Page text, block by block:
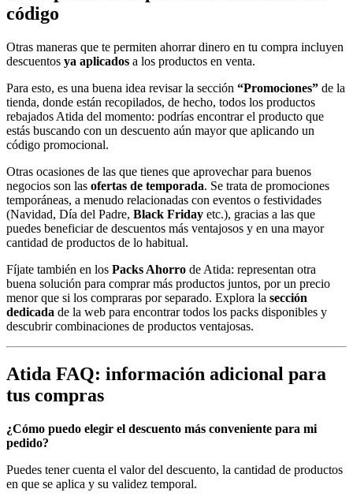
código
Otras maneras que te permiten ahorrar dinero en tu compra incluyen
descuentos ya aplicados a los productos en venta.
Para esto, es una buena idea revisar la sección “Promociones” de la
tienda, donde están recopilados, de hecho, todos los productos
rebajados Atida del momento: podrías encontrar el producto que
estás buscando con un descuento aún mayor que aplicando un
código promocional.
Otras ocasiones de las que tienes que aprovechar para buenos
negocios son las ofertas de temporada. Se trata de promociones
temporáneas, a menudo relacionadas con eventos o festividades
(Navidad, Día del Padre, Black Friday etc.), gracias a las que
puedes beneficiar de descuentos más ventajosos y en una mayor
cantidad de productos de lo habitual.
Fíjate también en los Packs Ahorro de Atida: representan otra
buena solución para comprar más productos juntos, por un precio
menor que si los compraras por separado. Explora la sección
dedicada de la web para encontrar todos los packs disponibles y
descubrir combinaciones de productos ventajosas.
Atida FAQ: información adicional para
tus compras
¿Cómo puedo elegir el descuento más conveniente para mi
pedido?
Puedes tener cuenta el valor del descuento, la cantidad de productos
en que se aplica y su validez temporal.